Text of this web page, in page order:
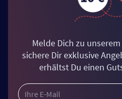
Melde Dich zu
sichere Dir exklusive
erhältst Du einen